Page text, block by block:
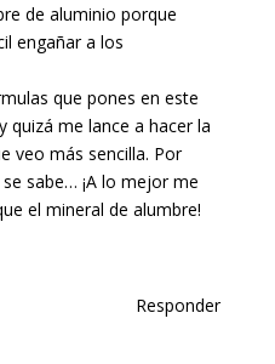
de aluminio porque
engañar a los
que pones en este
quizá me lance a hacer la
veo más sencilla. Por
sabe… ¡A lo mejor me
el mineral de alumbre!
Responder